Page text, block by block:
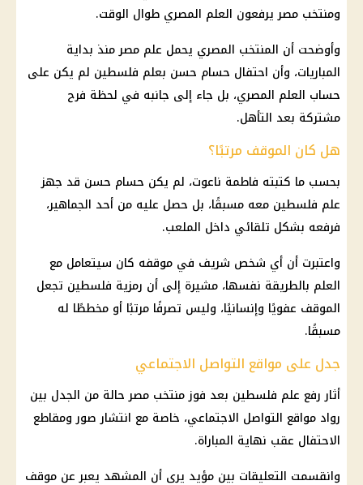
ومنتخب مصر يرفعون العلم المصري طوال الوقت.
وأوضحت أن المنتخب المصري يحمل علم مصر منذ بداية
المباريات، وأن احتفال حسام حسن بعلم فلسطين لم يكن على
حساب العلم المصري، بل جاء إلى جانبه في لحظة فرح
مشتركة بعد التأهل.
هل كان الموقف مرتبًا؟
بحسب ما كتبته فاطمة ناعوت، لم يكن حسام حسن قد جهز
علم فلسطين معه مسبقًا، بل حصل عليه من أحد الجماهير،
فرفعه بشكل تلقائي داخل الملعب.
واعتبرت أن أي شخص شريف في موقفه كان سيتعامل مع
العلم بالطريقة نفسها، مشيرة إلى أن رمزية فلسطين تجعل
الموقف عفويًا وإنسانيًا، وليس تصرفًا مرتبًا أو مخططًا له
مسبقًا.
جدل على مواقع التواصل الاجتماعي
أثار رفع علم فلسطين بعد فوزمنتخب مصرحالة من الجدل بين
رواد مواقع التواصل الاجتماعي، خاصة مع انتشار صور ومقاطع
الاحتفال عقب نهاية المباراة.
وانقسمت التعليقات بين مؤيد يرى أن المشهد يعبر عن موقف